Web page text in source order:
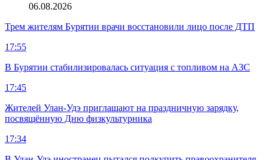
06.08.2026
Трем жителям Бурятии врачи восстановили лицо после ДТП
17:55
В Бурятии стабилизировалась ситуация с топливом на АЗС
17:45
Жителей Улан-Удэ приглашают на праздничную зарядку,
посвящённую Дню физкультурника
17:34